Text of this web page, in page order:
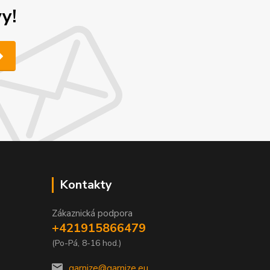
Kontakty
Zákaznická podpora
+421915866479
(Po-Pá, 8-16 hod.)